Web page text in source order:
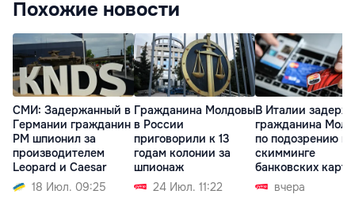
Похожие новости
СМИ: Задержанный в
Германии гражданин
РМ шпионил за
производителем
Leopard и Caesar
18 Июл. 09:25
Гражданина Молдовы
в России
приговорили к 13
годам колонии за
шпионаж
24 Июл. 11:22
В Италии
гражданина
по подозрению в
скимминге
банковских карт
вчера